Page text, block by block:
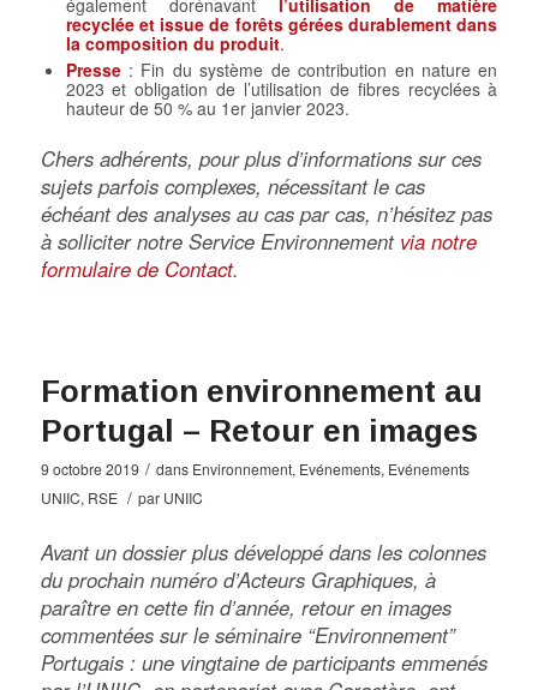
recyclée et issue de forêts gérées durablement dans
la composition du produit.
Presse: Fin du système de contribution en nature en
2023 et obligation de l’utilisation de fibres recyclées à
hauteur de 50 % au 1er janvier 2023.
Chers adhérents, pour plus d’informations sur ces
sujets parfois complexes, nécessitant le cas
échéant des analyses au cas par cas, n’hésitez pas
à solliciter notre Service Environnement via notre
formulaire de Contact.
Formation environnement au
Portugal – Retour en images
9 octobre 2019 / dans Environnement, Evénements, Evénements
UNIIC, RSE / par UNIIC
Avant un dossier plus développé dans les colonnes
du prochain numéro d’Acteurs Graphiques, à
paraître en cette fin d’année, retour en images
commentées sur le séminaire “Environnement”
Portugais : une vingtaine de participants emmenés